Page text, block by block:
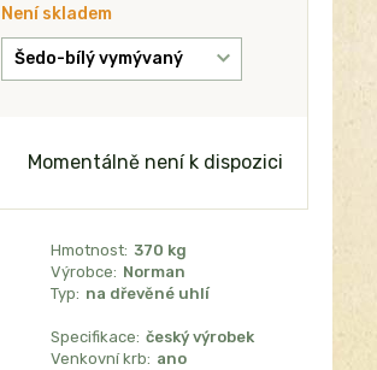
Není skladem
Momentálně není k dispozici
Hmotnost: 370 kg
Výrobce: Norman
Typ: na dřevěné uhlí
Specifikace: český výrobek
Venkovní krb: ano